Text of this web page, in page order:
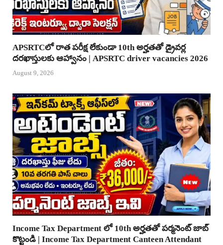
APSRTCలో రాత పరీక్ష లేకుండా 10th అర్హతతో డ్రైవర్ల
దరఖాస్తులకు ఆహ్వానం | APSRTC driver vacancies 2026
August 9, 2026
Income Tax Department లో 10th అర్హతతో పర్మనెంట్ జాబ్
కొట్టండి | Income Tax Department Canteen Attendant